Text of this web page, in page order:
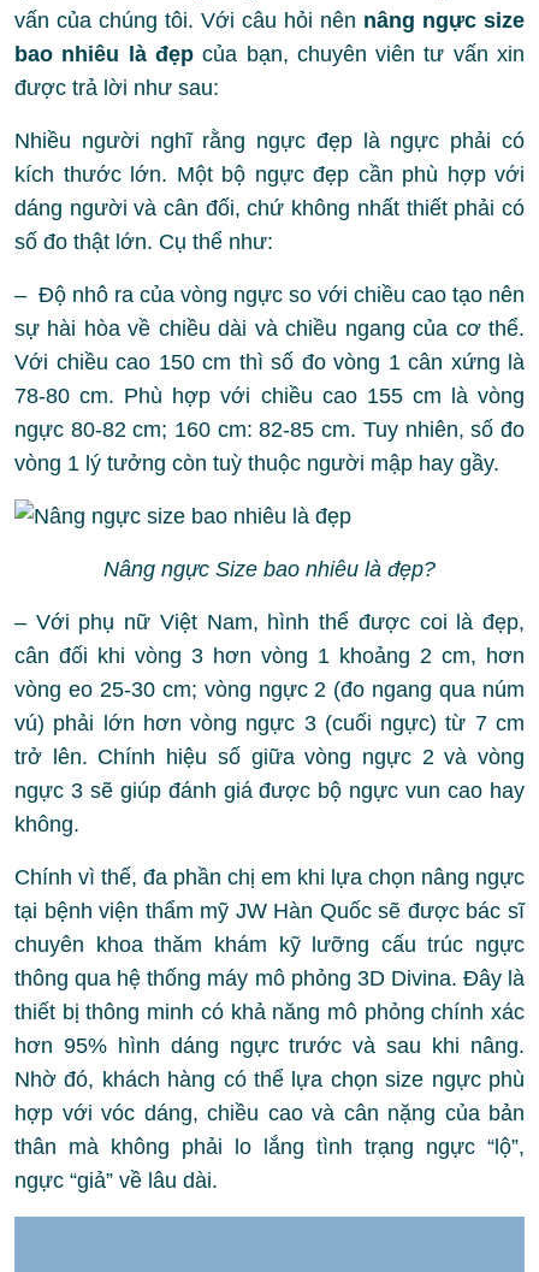
vấn của chúng tôi. Với câu hỏi nên nâng ngực size
bao nhiêu là đẹpcủa bạn, chuyên viên tư vấn xin
được trả lời như sau:
Nhiều người nghĩ rằng ngực đẹp là ngực phải có
kích thước lớn. Một bộ ngực đẹp cần phù hợp với
dáng người và cân đối, chứ không nhất thiết phải có
số đo thật lớn. Cụ thể như:
– Độ nhô ra của vòng ngực so với chiều cao tạo nên
sự hài hòa về chiều dài và chiều ngang của cơ thể.
Với chiều cao 150 cm thì số đo vòng 1 cân xứng là
78-80 cm. Phù hợp với chiều cao 155 cm là vòng
ngực 80-82 cm; 160 cm: 82-85 cm. Tuy nhiên, số đo
vòng 1 lý tưởng còn tuỳ thuộc người mập hay gầy.
Nâng ngực Size bao nhiêu là đẹp?
– Với phụ nữ Việt Nam, hình thể được coi là đẹp,
cân đối khi vòng 3 hơn vòng 1 khoảng 2 cm, hơn
vòng eo 25-30 cm; vòng ngực 2 (đo ngang qua núm
vú) phải lớn hơn vòng ngực 3 (cuối ngực) từ 7 cm
trở lên. Chính hiệu số giữa vòng ngực 2 và vòng
ngực 3 sẽ giúp đánh giá được bộ ngực vun cao hay
không.
Chính vì thế, đa phần chị em khi lựa chọn nâng ngực
tại bệnh viện thẩm mỹ JW Hàn Quốc sẽ được bác sĩ
chuyên khoa thăm khám kỹ lưỡng cấu trúc ngực
thông qua hệ thống máy mô phỏng 3D Divina. Đây là
thiết bị thông minh có khả năng mô phỏng chính xác
hơn 95% hình dáng ngực trước và sau khi nâng.
Nhờ đó, khách hàng có thể lựa chọn size ngực phù
hợp với vóc dáng, chiều cao và cân nặng của bản
thân mà không phải lo lắng tình trạng ngực “lộ”,
ngực “giả” về lâu dài.